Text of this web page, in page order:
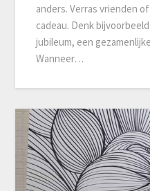
anders. Verras vrienden
cadeau. Denk
jubileum, een
Wanneer…